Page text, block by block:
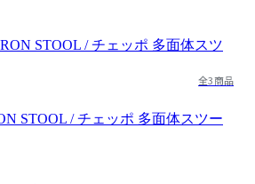
全3商品
STOOL / チェッポ 多面体スツー